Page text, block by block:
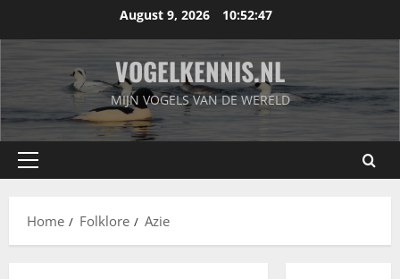
August 9, 2026 10:52:47
VOGELKENNIS.NL
MIJN VOGELS VAN DE WERELD
Primary
Home
Folklore Azie